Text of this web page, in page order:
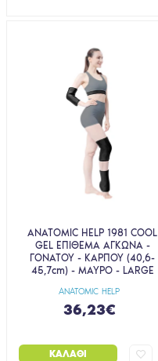
ANATOMIC HELP
ANATOMIC HELP 1981 COOL
GEL ΕΠΙΘΕΜΑ ΑΓΚΩΝΑ -
ΓΟΝΑΤΟΥ - ΚΑΡΠΟΥ (40,6-
45,7cm) - ΜΑΥΡΟ - LARGE
36,23€
ΚΑΛΆΘΙ